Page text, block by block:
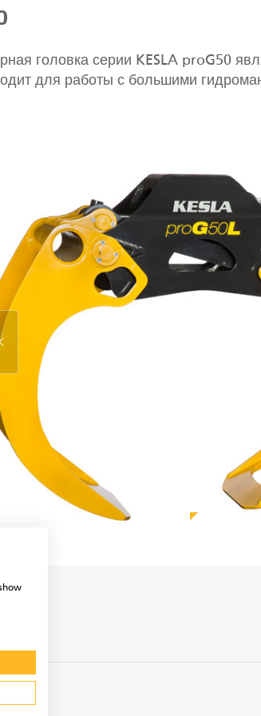
головка серии KESLA proG50
для работы с большими